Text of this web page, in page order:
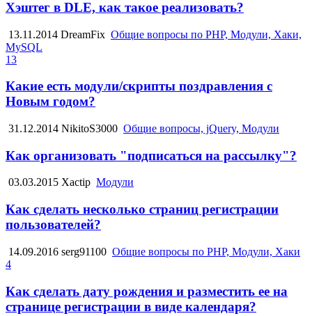
Хэштег в DLE, как такое реализовать?
13.11.2014 DreamFix Общие вопросы по PHP, Модули, Хаки,
MySQL
13
Какие есть модули/скрипты поздравления с
Новым годом?
31.12.2014 NikitoS3000 Общие вопросы, jQuery, Модули
Как организовать "подписаться на рассылку"?
03.03.2015 Xactip Модули
Как сделать несколько страниц регистрации
пользователей?
14.09.2016 serg91100 Общие вопросы по PHP, Модули, Хаки
4
Как сделать дату рождения и разместить ее на
странице регистрации в виде календаря?